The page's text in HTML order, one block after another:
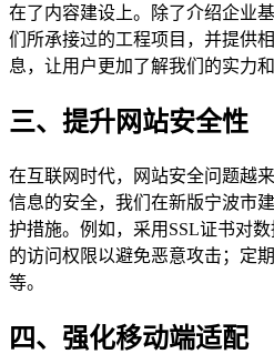
在了内容建设上。除了介绍企业
们所承接过的工程项目，并提供
息，让用户更加了解我们的实力和
三、提升网站安全性
在互联网时代，网站安全问题越
信息的安全，我们在新版宁波市
护措施。例如，采用SSL证书对
的访问权限以避免恶意攻击；定
等。
四、强化移动端适配